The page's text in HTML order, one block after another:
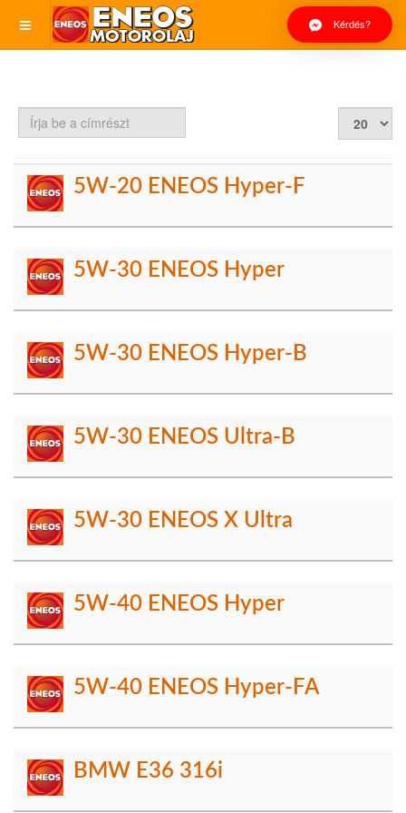
Kérdés?
Írja
a
5W-20 ENEOS Hyper-F
5W-30 ENEOS Hyper
5W-30 ENEOS Hyper-B
5W-30 ENEOS Ultra-B
5W-30 ENEOS X Ultra
5W-40 ENEOS Hyper
5W-40 ENEOS Hyper-FA
BMW E36 316i